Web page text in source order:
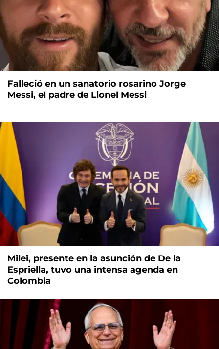
Falleció en un sanatorio rosarino Jorge
Messi, el padre de Lionel Messi
Milei, presente en la asunción de De la
Espriella, tuvo una intensa agenda en
Colombia